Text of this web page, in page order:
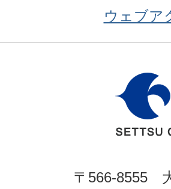
ウェブア
〒566-8555